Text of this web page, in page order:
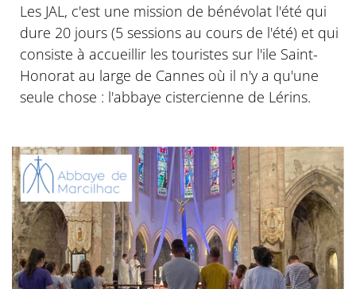
Les JAL, c'est une mission de bénévolat l'été qui
dure 20 jours (5 sessions au cours de l'été) et qui
consiste à accueillir les touristes sur l'ile Saint-
Honorat au large de Cannes où il n'y a qu'une
seule chose : l'abbaye cistercienne de Lérins.